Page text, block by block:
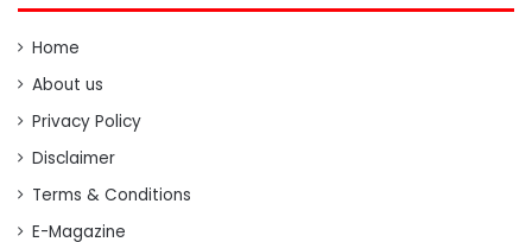
Home
About us
Privacy Policy
Disclaimer
Terms & Conditions
E-Magazine